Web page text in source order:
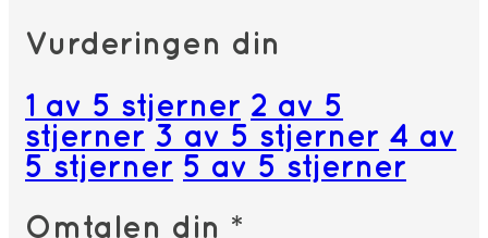
Vurderingen din
1 av 5 stjerner 2 av 5
stjerner 3 av 5 stjerner 4 av
5 stjerner 5 av 5 stjerner
Omtalen din *